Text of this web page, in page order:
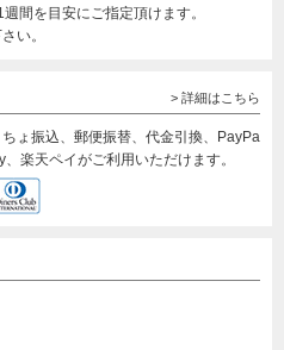
間を目安にご指定頂けます。
い。
> 詳細はこちら
ょ振込、郵便振替、代金引換、PayPa
楽天ペイがご利用いただけます。